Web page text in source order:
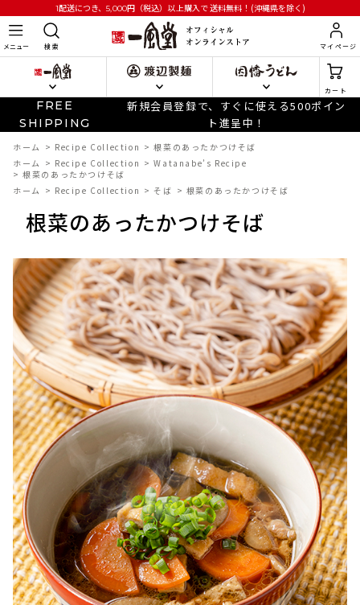
1配送につき、5,000円 （税込）以上購入で送料無料！(沖縄県を除く)
メニュー 検 索 マイページ
カート
FREE
SHIPPING
新規会員登録で、すぐに使える500ポイン
ト進呈中！
ホーム > Recipe Collection >根菜のあったかつけそば
ホーム > Recipe Collection >Watanabe’s Recipe
>根菜のあったかつけそば
ホーム > Recipe Collection >そば > 根菜のあったかつけそば
根菜のあったかつけそば